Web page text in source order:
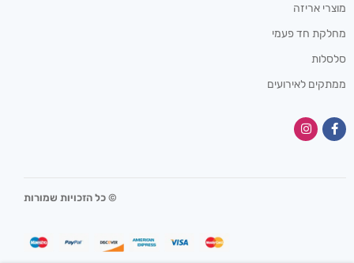
מוצרי אריזה
מחלקת חד פעמי
סלסלות
ממתקים לאירועים
© כל הזכויות שמורות